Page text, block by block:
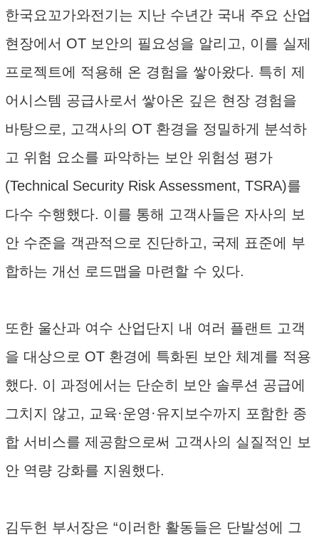
한국요꼬가와전기는 지난 수년간 국내 주요 산업
현장에서 OT 보안의 필요성을 알리고, 이를 실제
프로젝트에 적용해 온 경험을 쌓아왔다. 특히 제
어시스템 공급사로서 쌓아온 깊은 현장 경험을
바탕으로, 고객사의 OT 환경을 정밀하게 분석하
고 위험 요소를 파악하는 보안 위험성 평가
(Technical Security Risk Assessment, TSRA)를
다수 수행했다. 이를 통해 고객사들은 자사의 보
안 수준을 객관적으로 진단하고, 국제 표준에 부
합하는 개선 로드맵을 마련할 수 있다.
또한 울산과 여수 산업단지 내 여러 플랜트 고객
을 대상으로 OT 환경에 특화된 보안 체계를 적용
했다. 이 과정에서는 단순히 보안 솔루션 공급에
그치지 않고, 교육·운영·유지보수까지 포함한 종
합 서비스를 제공함으로써 고객사의 실질적인 보
안 역량 강화를 지원했다.
김두헌 부서장은 “이러한 활동들은 단발성에 그